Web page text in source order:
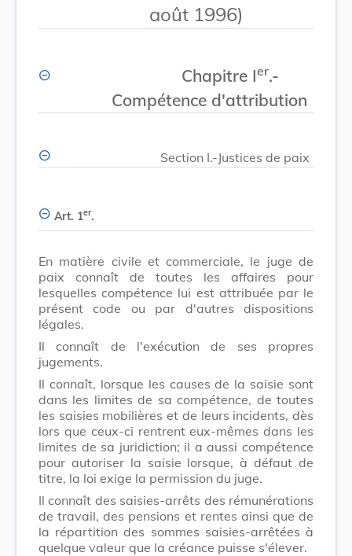
août 1996)
Chapitre Ier.-
Compétence d'attribution
Section I.-Justices de paix
Art. 1er.
En matière civile et commerciale, le juge de
paix connaît de toutes les affaires pour
lesquelles compétence lui est attribuée par le
présent code ou par d'autres dispositions
légales.
Il connaît de l'exécution de ses propres
jugements.
Il connaît, lorsque les causes de la saisie sont
dans les limites de sa compétence, de toutes
les saisies mobilières et de leurs incidents, dès
lors que ceux-ci rentrent eux-mêmes dans les
limites de sa juridiction; il a aussi compétence
pour autoriser la saisie lorsque, à défaut de
titre, la loi exige la permission du juge.
Il connaît des saisies-arrêts des rémunérations
de travail, des pensions et rentes ainsi que de
la répartition des sommes saisies-arrêtées à
quelque valeur que la créance puisse s'élever.